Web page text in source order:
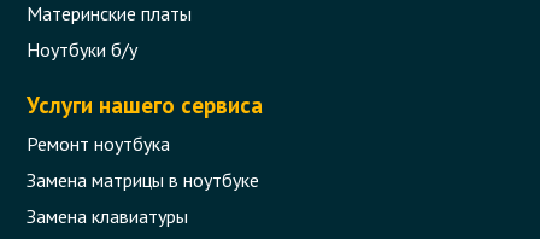
Материнские платы
Ноутбуки б/у
Услуги нашего сервиса
Ремонт ноутбука
Замена матрицы в ноутбуке
Замена клавиатуры